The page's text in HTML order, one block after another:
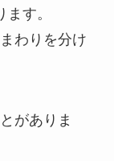
す。
わりを分け
がありま